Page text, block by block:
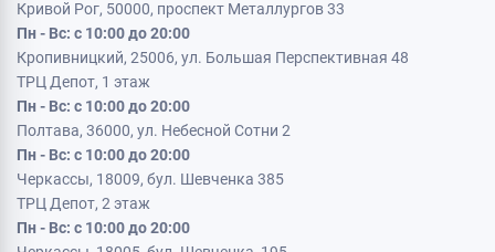
Кременчуг, 39600, ул. Соборная 9/16